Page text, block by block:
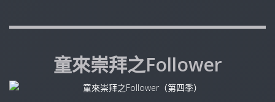
童來崇拜之Follower